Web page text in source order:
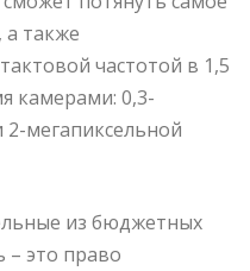
а также
частотой в 1,5
камерами: 0,3-
мегапиксельной
из бюджетных
– это право